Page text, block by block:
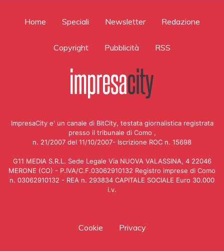
Home Speciali Newsletter Redazione
Copyright Pubblicità RSS
ImpresaCity e' un canale di BitCity, testata giornalistica registrata
presso il tribunale di Como ,
n. 21/2007 del 11/10/2007- Iscrizione ROC n. 15698
G11 MEDIA S.R.L. Sede Legale Via NUOVA VALASSINA, 4 22046
MERONE (CO) - P.IVA/C.F.03062910132 Registro imprese di Como
n. 03062910132 - REA n. 293834 CAPITALE SOCIALE Euro 30.000
i.v.
Cookie Privacy